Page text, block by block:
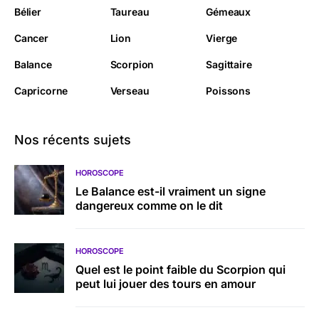
Bélier Taureau Gémeaux
Cancer Lion Vierge
Balance Scorpion Sagittaire
Capricorne Verseau Poissons
Nos récents sujets
HOROSCOPE
Le Balance est-il vraiment un signe
dangereux comme on le dit
HOROSCOPE
Quel est le point faible du Scorpion qui
peut lui jouer des tours en amour